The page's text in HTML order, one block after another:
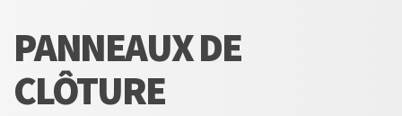
PANNEAUX DE
CLÔTURE